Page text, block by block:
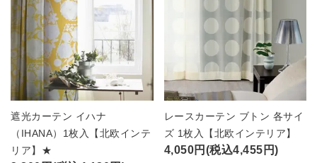
遮光カーテン イハナ
（IHANA）1枚入【北欧インテ
リア】★
レースカーテン ブトン 各サイ
ズ 1枚入【北欧インテリア】
4,050円(税込4,455円)